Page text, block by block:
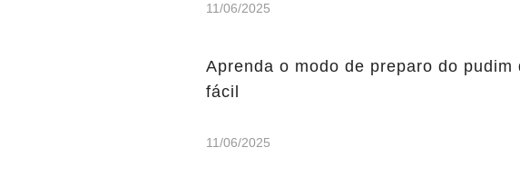
11/06/2025
Aprenda o modo de preparo do
fácil
11/06/2025